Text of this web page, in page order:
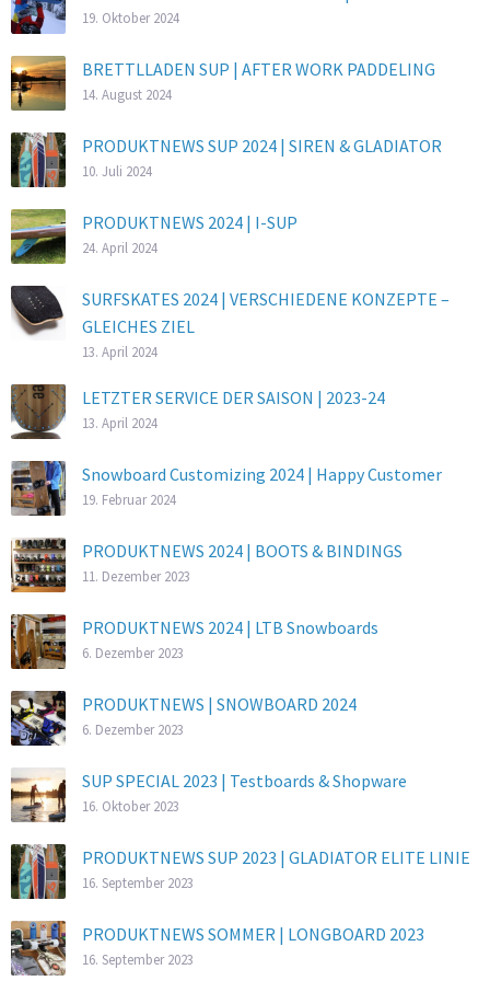
19. Oktober 2024
BRETTLLADEN SUP | AFTER WORK PADDELING
14. August 2024
PRODUKTNEWS SUP 2024 | SIREN & GLADIATOR
10. Juli 2024
PRODUKTNEWS 2024 | I-SUP
24. April 2024
SURFSKATES 2024 | VERSCHIEDENE KONZEPTE –
GLEICHES ZIEL
13. April 2024
LETZTER SERVICE DER SAISON | 2023-24
13. April 2024
Snowboard Customizing 2024 | Happy Customer
19. Februar 2024
PRODUKTNEWS 2024 | BOOTS & BINDINGS
11. Dezember 2023
PRODUKTNEWS 2024 | LTB Snowboards
6. Dezember 2023
PRODUKTNEWS | SNOWBOARD 2024
6. Dezember 2023
SUP SPECIAL 2023 | Testboards & Shopware
16. Oktober 2023
PRODUKTNEWS SUP 2023 | GLADIATOR ELITE LINIE
16. September 2023
PRODUKTNEWS SOMMER | LONGBOARD 2023
16. September 2023